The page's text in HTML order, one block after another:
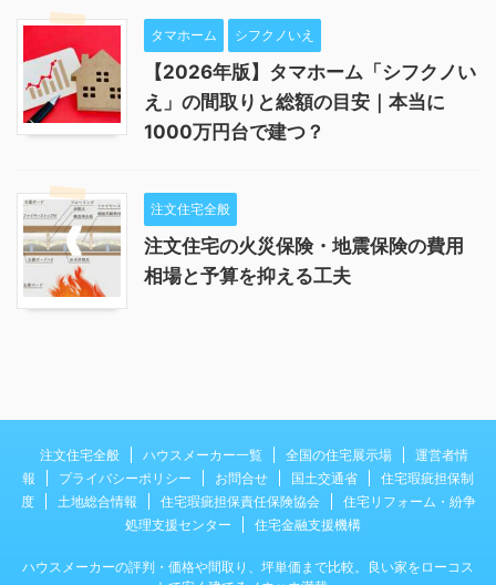
タマホーム シフクノいえ
【2026年版】タマホーム「シフクノい
え」の間取りと総額の目安｜本当に
1000万円台で建つ？
注文住宅全般
注文住宅の火災保険・地震保険の費用
相場と予算を抑える工夫
注文住宅全般 ハウスメーカー一覧 全国の住宅展示場
運営者情
報
プライバシーポリシー お問合せ 国土交通省
住宅瑕疵担保制
度
土地総合情報 住宅瑕疵担保責任保険協会
住宅リフォーム・紛争
処理支援センター
住宅金融支援機構
ハウスメーカーの評判・価格や間取り、坪単価まで比較。良い家をローコス